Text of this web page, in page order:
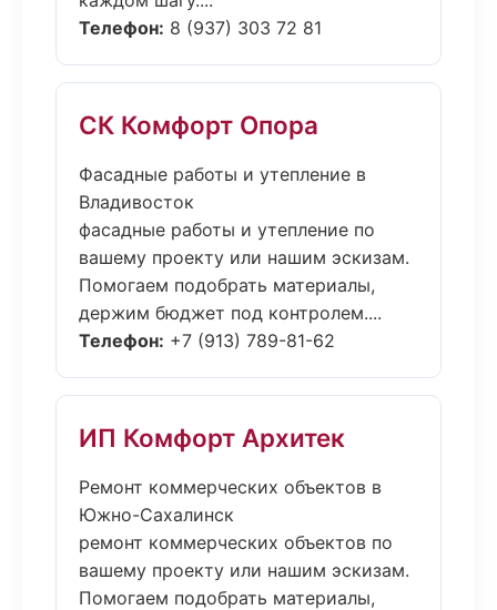
Телефон: 8 (937) 303 72 81
СК Комфорт Опора
Фасадные работы и утепление в
Владивосток
фасадные работы и утепление по
вашему проекту или нашим эскизам.
Помогаем подобрать материалы,
держим бюджет под контролем....
Телефон: +7 (913) 789-81-62
ИП Комфорт Архитек
Ремонт коммерческих объектов в
Южно-Сахалинск
ремонт коммерческих объектов по
вашему проекту или нашим эскизам.
Помогаем подобрать материалы,